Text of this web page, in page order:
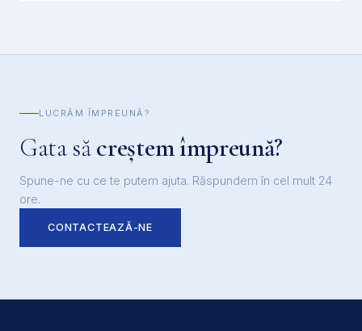
LUCRĂM ÎMPREUNĂ?
Gata săcreștem împreună?
Spune-ne cu ce te putem ajuta. Răspundem în cel mult 24
ore.
CONTACTEAZĂ-NE